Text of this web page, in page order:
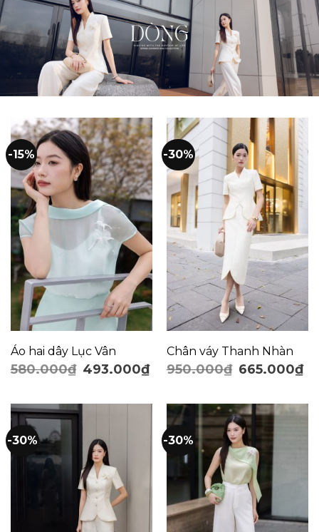
-15%
Áo hai dây Lục Vân
580.000₫ 493.000₫
-30%
Chân váy Thanh Nhàn
950.000₫ 665.000₫
-30% -30%